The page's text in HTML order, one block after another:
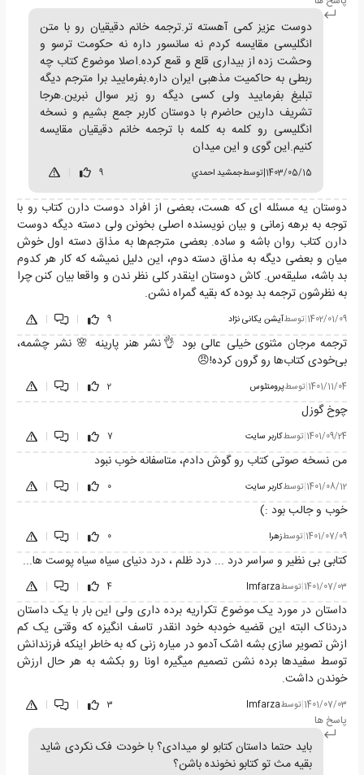
دوست عزیز کمی آهسته تر.ترجمه خانم دقیقیان رو با متن
انگلیسی مقایسه کردم نه سانسور داره نه حکومت ترسو و
وحشت زده از بیداری قلع و قمع کرده.اصلا موضوع کتاب چه
ربطی به حاکمیت مذهبی ایران داره.بفرمایید برا مترجم دیگه
تبلیغ بفرمایید ولی کسی دیگه رو زیر سوال نبرین.هرجا
تشریف دارین حاضرم با دوستان کاربر جمع بشیم و نسخه
انگلیسی رو کلمه به کلمه با ترجمه خانم دقیقیان مقایسه
کنیم.این گوی و این میدان
1403/05/15
|توسطجمشيد احمدي 9
دوستان یه مسئله ای که هست، بعضی از افراد دوست دارن کتاب رو با
توجه به برهه زمانی و بیان نویسنده اصلی بخونن ولی دسته دیگه دوست
دارن کتاب روان باشه و ساده. بعضی مترجم‌ها به مذاق دسته اول خوش
میان و بعضی دیگه به مذاق دسته دوم، این دلیل نمیشه که کار هر کدوم
بد باشه، سلیقه‌س. کاش دوستان اینقدر کلی نظر ندن و واقعا بیان کنن چرا
به نظرشون ترجمه بد بوده که بقیه گمراه نشن.
1402/01/09
|توسطآیشن یکانی نژاد 9
|
|
ترجمه مرجان مثنوی خیلی عالی بود 👌نشر هنر پارینه 🌸 نشر چشمه،
بی‌خودی کتاب‌ها رو گرون کرده!😠
1401/11/04
|توسطپرومتئوس 2
|
|
چوخ گوزل
1401/09/24
|توسطکاربر سایت 7
|
|
من نسخه صوتی کتاب رو گوش دادم، متاسفانه خوب نبود
1401/08/12
|توسطکاربر سایت 0
|
|
خوب و جالب بود :)
1401/07/09
|توسطزهرا 0
|
|
کتابی بی نظیر و سراسر درد ... درد ظلم ، درد دنیای سیاه سیاه پوست ها...
1401/07/03
|توسطImfarza
4
|
|
داستان در مورد یک موضوع تکراریه برده داری ولی این بار با یک داستان
دردناک البته این قضیه خودبه خود انقدر تاسف انگیزه که وقتی یک کم
ازش تصویر سازی بشه اشک آدمو در میاره زنی که به خاطر اینکه فرزندانش
توسط سفیدها برده نشن تصمیم میگیره اونا رو بکشه به هر حال ارزش
خوندن داشت.
1401/07/03
|توسطImfarza
3
|
|
پاسخ ها
باید حتما داستان کتابو لو میدادی؟ با خودت فک نکردی شاید
بقیه مث تو کتابو نخونده باشن؟